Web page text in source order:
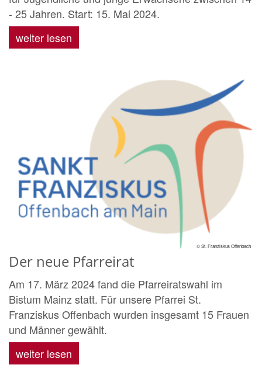
- 25 Jahren. Start: 15. Mai 2024.
weiter lesen
© St. Franziskus Offenbach
Der neue Pfarreirat
Am 17. März 2024 fand die Pfarreiratswahl im
Bistum Mainz statt. Für unsere Pfarrei St.
Franziskus Offenbach wurden insgesamt 15 Frauen
und Männer gewählt.
weiter lesen